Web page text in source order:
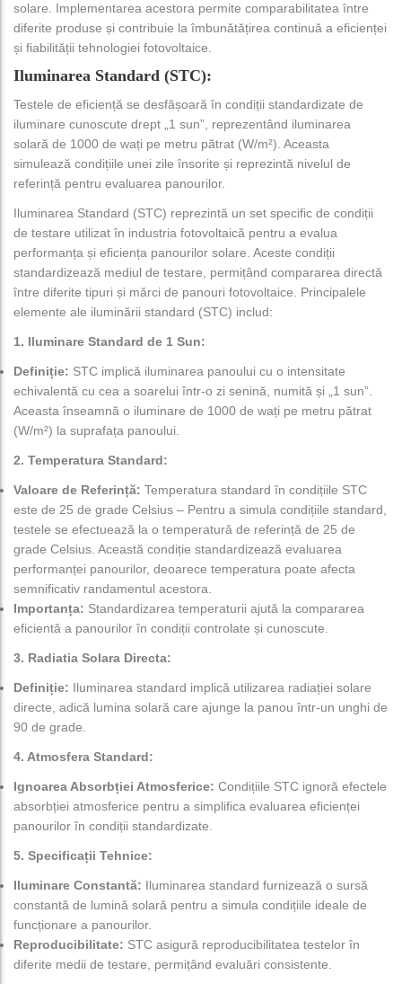
solare. Implementarea acestora permite comparabilitatea între
diferite produse și contribuie la îmbunătățirea continuă a eficienței
și fiabilității tehnologiei fotovoltaice.
Iluminarea Standard (STC):
Testele de eficiență se desfășoară în condiții standardizate de
iluminare cunoscute drept „1 sun”, reprezentând iluminarea
solară de 1000 de wați pe metru pătrat (W/m²). Aceasta
simulează condițiile unei zile însorite și reprezintă nivelul de
referință pentru evaluarea panourilor.
Iluminarea Standard (STC) reprezintă un set specific de condiții
de testare utilizat în industria fotovoltaică pentru a evalua
performanța și eficiența panourilor solare. Aceste condiții
standardizează mediul de testare, permițând compararea directă
între diferite tipuri și mărci de panouri fotovoltaice. Principalele
elemente ale iluminării standard (STC) includ:
1. Iluminare Standard de 1 Sun:
Definiție: STC implică iluminarea panoului cu o intensitate
echivalentă cu cea a soarelui într-o zi senină, numită și „1 sun”.
Aceasta înseamnă o iluminare de 1000 de wați pe metru pătrat
(W/m²) la suprafața panoului.
2. Temperatura Standard:
Valoare de Referință: Temperatura standard în condițiile STC
este de 25 de grade Celsius – Pentru a simula condițiile standard,
testele se efectuează la o temperatură de referință de 25 de
grade Celsius. Această condiție standardizează evaluarea
performanței panourilor, deoarece temperatura poate afecta
semnificativ randamentul acestora.
Importanța: Standardizarea temperaturii ajută la compararea
eficientă a panourilor în condiții controlate și cunoscute.
3. Radiatia Solara Directa:
Definiție: Iluminarea standard implică utilizarea radiației solare
directe, adică lumina solară care ajunge la panou într-un unghi de
90 de grade.
4. Atmosfera Standard:
Ignoarea Absorbției Atmosferice: Condițiile STC ignoră efectele
absorbției atmosferice pentru a simplifica evaluarea eficienței
panourilor în condiții standardizate.
5. Specificații Tehnice:
Iluminare Constantă: Iluminarea standard furnizează o sursă
constantă de lumină solară pentru a simula condițiile ideale de
funcționare a panourilor.
Reproducibilitate: STC asigură reproducibilitatea testelor în
diferite medii de testare, permițând evaluări consistente.